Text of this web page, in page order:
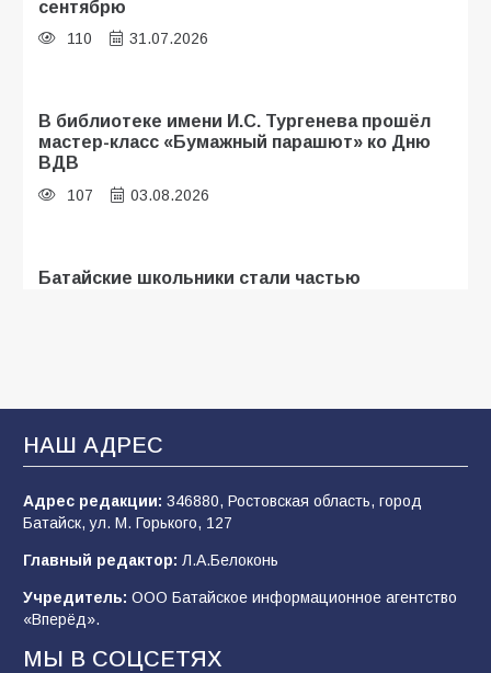
сентябрю
110 31.07.2026
В библиотеке имени И.С. Тургенева прошёл
мастер-класс «Бумажный парашют» ко Дню
ВДВ
107 03.08.2026
Батайские школьники стали частью
«Мобилизация или набор?» Что на самом
деле происходит в армии России в августе
2026 года
В Батайске продолжаются дорожные работы
98 04.08.2026
НАШ АДРЕС
Адрес редакции: 346880, Ростовская область, город
Батайск, ул. М. Горького, 127
Главный редактор: Л.А.Белоконь
Учредитель: ООО Батайское информационное агентство
«Вперёд».
МЫ В СОЦСЕТЯХ